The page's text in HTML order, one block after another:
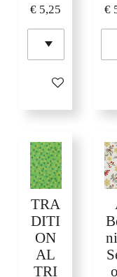
€ 5,25
In winkelwagen
€
TRA
DITI
ON
AL
TRI